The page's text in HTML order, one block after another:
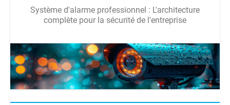
Système d'alarme professionnel : L'architecture
complète pour la sécurité de l'entreprise